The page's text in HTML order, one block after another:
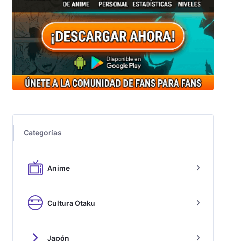
Categorías
Anime
Cultura Otaku
Japón